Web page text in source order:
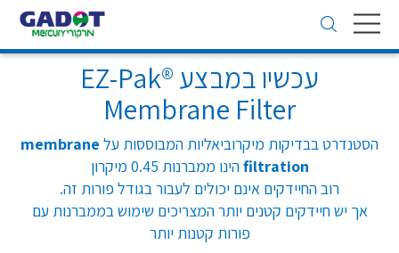
Toggle
navigation
עכשיו במבצע EZ-Pak®
Membrane Filter
הסטנדרט בבדיקות מיקרוביאליות המבוססות על membrane
filtrationהינו ממברנות 0.45 מיקרון
רוב החיידקים אינם יכולים לעבור בגודל פורות זה.
אך יש חיידקים קטנים יותר המצריכים שימוש בממברנות עם
פורות קטנות יותר